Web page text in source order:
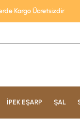
Kargo Ücretsizdir
İPEK EŞARP ŞAL